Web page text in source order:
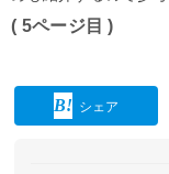
( 5ページ目 )
シェア